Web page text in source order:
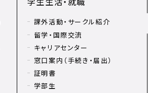
課外活動・サークル紹介
留学・国際交流
キャリアセンター
窓口案内（手続き・届出）
証明書
学部生